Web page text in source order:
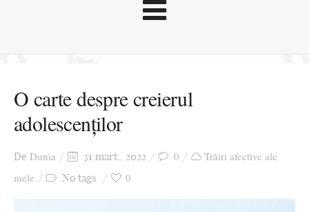
Stari afective
Zice Dunia
Cursuri povestite
O carte despre creierul
adolescenților
De Dunia 31 mart., 2022 0
Trăiri afective ale
mele
No tags 0